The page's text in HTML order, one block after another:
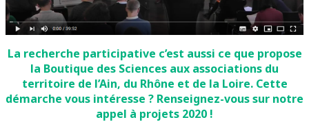
La recherche participative c’est aussi ce que propose
la Boutique des Sciences aux associations du
territoire de l’Ain, du Rhône et de la Loire. Cette
démarche vous intéresse ? Renseignez-vous sur notre
appel à projets 2020 !